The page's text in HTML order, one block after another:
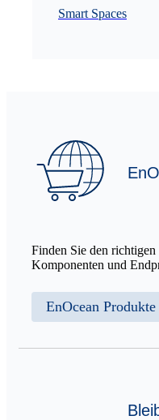
Smart Spaces
Finden Sie den
Komponenten und
EnOcean